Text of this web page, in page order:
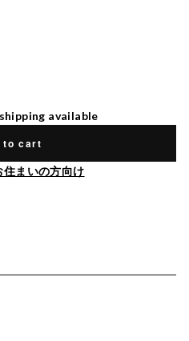
available
to cart
住まいの方向け